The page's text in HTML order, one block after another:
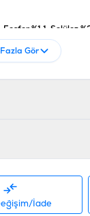
%1,1, Selüloz
mg/kg, Kondroitin
Deve Dikeni
Gör
İade